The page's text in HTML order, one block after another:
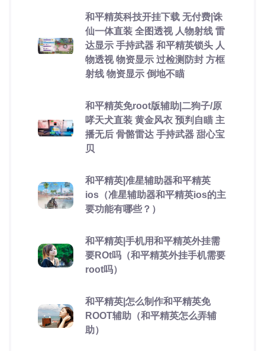
和平精英科技开挂下载 无付费|诛
仙一体直装 全图透视 人物射线 雷
达显示 手持武器 和平精英锁头 人
物透视 物资显示 过检测防封 方框
射线 物资显示 倒地不瞄
和平精英免root版辅助|二狗子/原
哮天犬直装 黄金风衣 预判自瞄 主
播无后 骨骼雷达 手持武器 甜心宝
贝
和平精英|准星辅助器和平精英
ios（准星辅助器和平精英ios的主
要功能有哪些？）
和平精英|手机用和平精英外挂需
要ROt吗（和平精英外挂手机需要
root吗）
和平精英|怎么制作和平精英免
ROOT辅助（和平精英怎么弄辅
助）